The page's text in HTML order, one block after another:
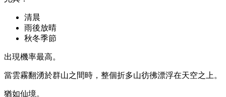
清晨
雨後放晴
秋冬季節
出現機率最高。
當雲霧翻湧於群山之間時，整個折多山彷彿漂浮在天空之上。
猶如仙境。